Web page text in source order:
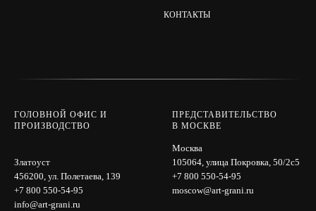
КОНТАКТЫ
ГОЛОВНОЙ ОФИС И
ПРОИЗВОДСТВО
Златоуст
456200, ул. Полетаева, 139
+7 800 550-54-95
info@art-grani.ru
ПРЕДСТАВИТЕЛЬСТВО
В МОСКВЕ
Москва
105064, улица Покровка, 50/2с5
+7 800 550-54-95
moscow@art-grani.ru